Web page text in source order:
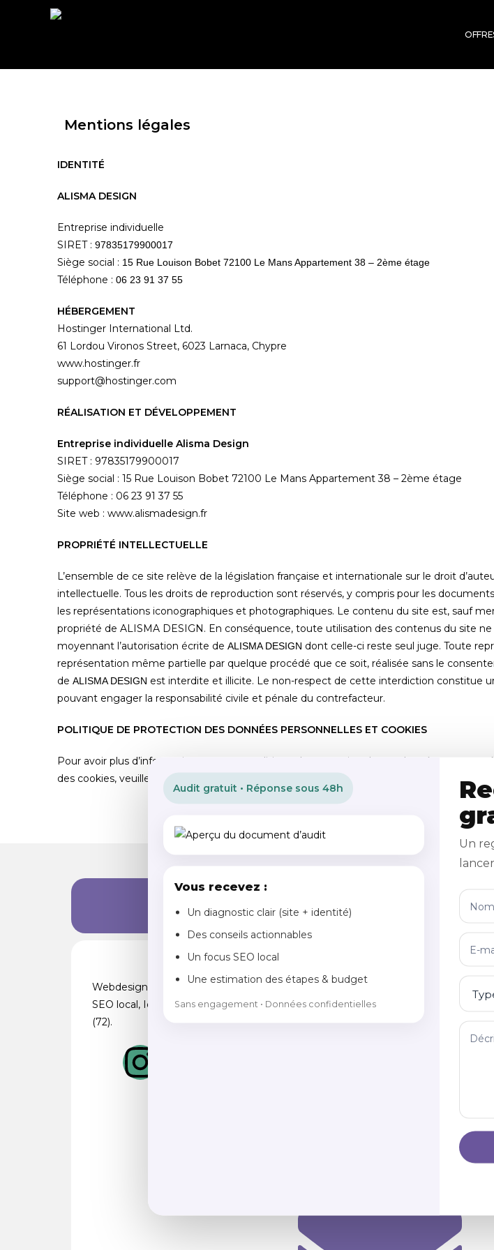
Mentions légales
IDENTITÉ
ALISMA DESIGN
Entreprise individuelle
SIRET : 97835179900017
Siège social : 15 Rue Louison Bobet 72100 Le Mans Appartement 38 – 2ème étage
Téléphone : 06 23 91 37 55
HÉBERGEMENT
Hostinger International Ltd.
61 Lordou Vironos Street, 6023 Larnaca, Chypre
www.hostinger.fr
support@hostinger.com
RÉALISATION ET DÉVELOPPEMENT
Entreprise individuelle Alisma Design
SIRET : 97835179900017
Siège social : 15 Rue Louison Bobet 72100 Le Mans Appartement 38 – 2ème étage
Téléphone : 06 23 91 37 55
Site web : www.alismadesign.fr
PROPRIÉTÉ INTELLECTUELLE
L’ensemble de ce site relève de la législation française et internationale sur le droit
intellectuelle. Tous les droits de reproduction sont réservés, y compris pour les
les représentations iconographiques et photographiques. Le contenu du site est, sauf
propriété de ALISMA DESIGN. En conséquence, toute utilisation des contenus du site
moyennant l’autorisation écrite de ALISMA DESIGN dont celle-ci reste seul juge. Toute
représentation même partielle par quelque procédé que ce soit, réalisée sans le
de ALISMA DESIGN est interdite et illicite. Le non-respect de cette interdiction constitue
pouvant engager la responsabilité civile et pénale du contrefacteur.
POLITIQUE DE PROTECTION DES DONNÉES PERSONNELLES ET COOKIES
Pour avoir plus d’informations sur notre politique de protection de vos données
des cookies, veuillez consulter notre
Politique de confidentialité des données personnelles
Obtenez un audit gratuit !
Webdesign spécialisée Wordpress,
SEO local, Identité Visuelle au Mans
(72).
Audit gratuit • Réponse sous 48h
Vous recevez :
Un diagnostic clair (site + identité)
Des conseils actionnables
Un focus SEO local
Une estimation des étapes & budget
Sans engagement • Données confidentielles
Un
Audit
gratuit